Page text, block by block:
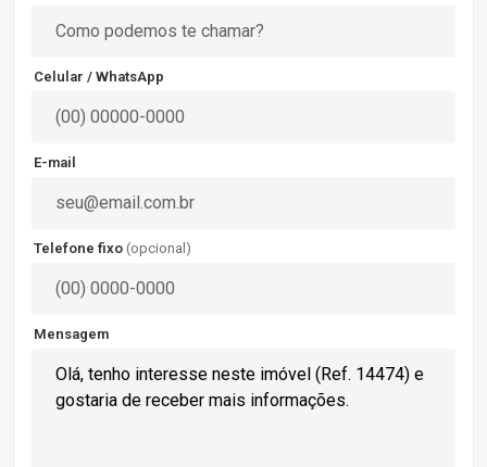
Celular / WhatsApp
E-mail
Telefone fixo (opcional)
Mensagem